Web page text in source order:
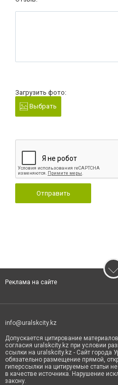
Загрузить фото:
Выбрать
Отправить
Реклама на сайте
info@uralskcity.kz
Допускается цитирование
согласия uralskcity.kz при условии
ссылки на uralskcity.kz - Сайт города
обязательно размещение прямой,
гиперссылки на цитируемые статьи
в качестве источника. Нарушение
закону.